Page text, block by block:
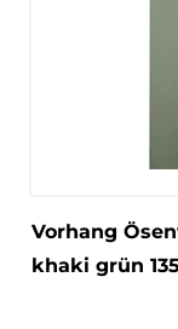
Vorhang
khaki grün